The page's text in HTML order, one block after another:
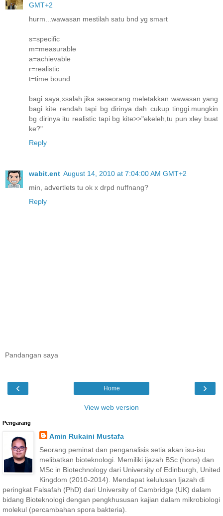
GMT+2
hurm...wawasan mestilah satu bnd yg smart
s=specific
m=measurable
a=achievable
r=realistic
t=time bound
bagi saya,xsalah jika seseorang meletakkan wawasan yang
bagi kite rendah tapi bg dirinya dah cukup tinggi.mungkin
bg dirinya itu realistic tapi bg kite>>"ekeleh,tu pun xley buat
ke?"
Reply
wabit.ent August 14, 2010 at 7:04:00 AM GMT+2
min, advertlets tu ok x drpd nuffnang?
Reply
Pandangan saya
‹ ›
Home
View web version
Pengarang
Amin Rukaini Mustafa
Seorang peminat dan penganalisis setia akan isu-isu
melibatkan bioteknologi. Memiliki ijazah BSc (hons) dan
MSc in Biotechnology dari University of Edinburgh, United
Kingdom (2010-2014). Mendapat kelulusan Ijazah di
peringkat Falsafah (PhD) dari University of Cambridge (UK) dalam
bidang Bioteknologi dengan pengkhususan kajian dalam mikrobiologi
molekul (percambahan spora bakteria).